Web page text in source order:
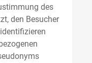
des
den Besucher